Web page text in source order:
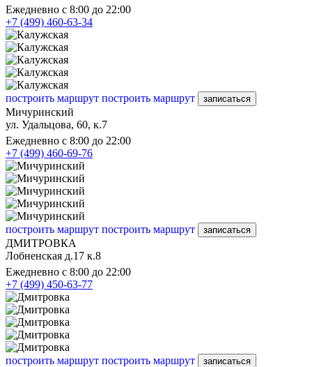
Ежедневно с 8:00 до 22:00
+7 (499) 460-63-34
построить маршрут построить маршрут записаться
Мичуринский
ул. Удальцова, 60, к.7
Ежедневно с 8:00 до 22:00
+7 (499) 460-69-76
построить маршрут построить маршрут записаться
ДМИТРОВКА
Лобненская д.17 к.8
Ежедневно с 8:00 до 22:00
+7 (499) 450-63-77
построить маршрут построить маршрут записаться